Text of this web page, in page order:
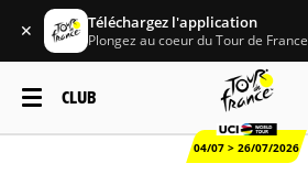
✕ Téléchargez l'application
Plongez au coeur du Tour de France
CLUB
04/07 > 26/07/2026